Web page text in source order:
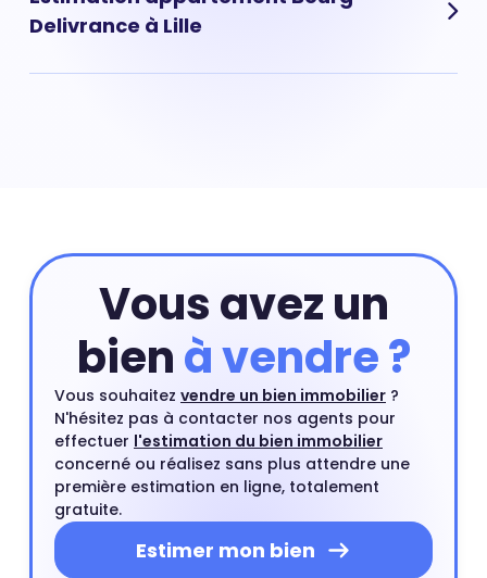
élevé.
Delivrance à Lille
engagement.
Vous avez un
bienà vendre ?
Vous souhaitez vendre un bien immobilier ?
N'hésitez pas à contacter nos agents pour
effectuer l'estimation du bien immobilier
concerné ou réalisez sans plus attendre une
première estimation en ligne, totalement
gratuite.
Estimer mon bien